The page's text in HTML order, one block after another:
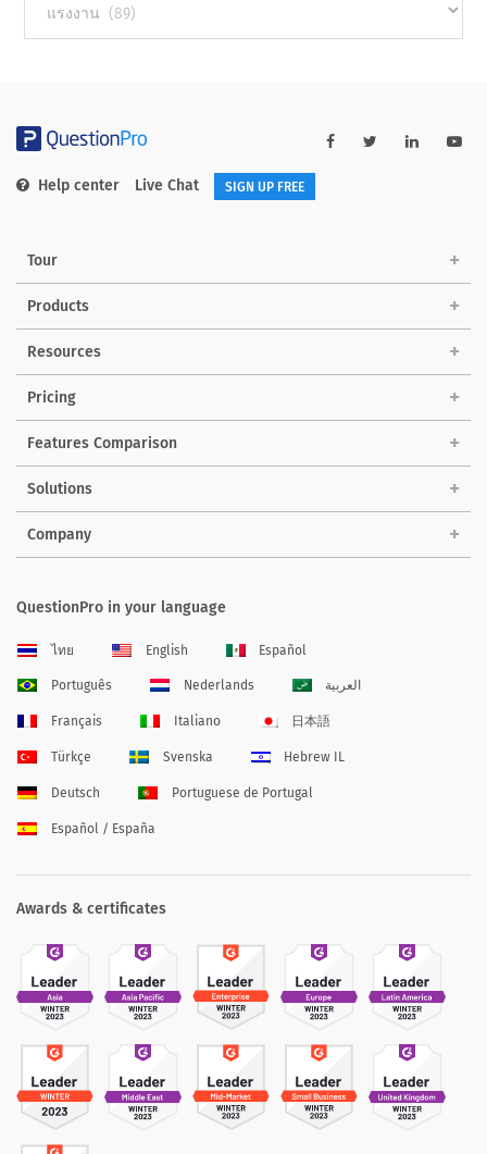
categories
Help center Live Chat SIGN UP FREE
Tour
Products
Resources
Pricing
Features Comparison
Solutions
Company
QuestionPro in your language
ไทย English Español
Português Nederlands العربية
Français Italiano 日本語
Türkçe Svenska Hebrew IL
Deutsch Portuguese de Portugal
Español / España
Awards & certificates